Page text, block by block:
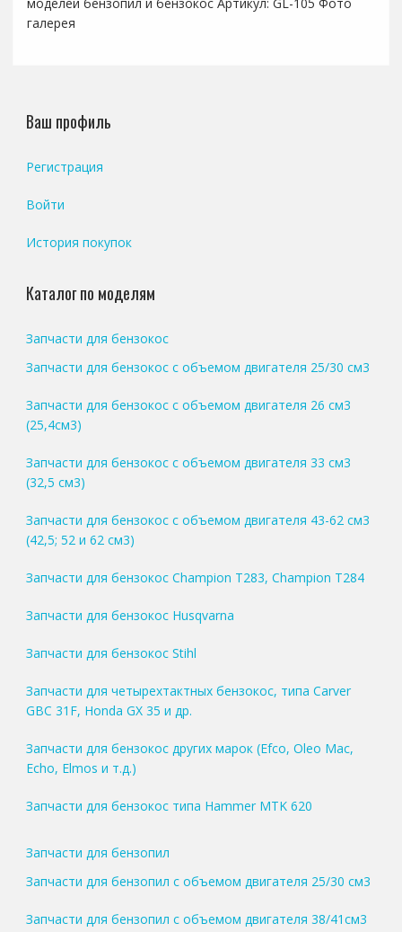
галерея
Ваш профиль
Регистрация
Войти
История покупок
Каталог по моделям
Запчасти для бензокос
Запчасти для бензокос с объемом двигателя 25/30 см3
Запчасти для бензокос с объемом двигателя 26 см3
(25,4см3)
Запчасти для бензокос с объемом двигателя 33 см3
(32,5 см3)
Запчасти для бензокос с объемом двигателя 43-62 см3
(42,5; 52 и 62 см3)
Запчасти для бензокос Champion T283, Champion T284
Запчасти для бензокос Husqvarna
Запчасти для бензокос Stihl
Запчасти для четырехтактных бензокос, типа Carver
GBC 31F, Honda GX 35 и др.
Запчасти для бензокос других марок (Efco, Oleo Mac,
Echo, Elmos и т.д.)
Запчасти для бензокос типа Hammer MTK 620
Запчасти для бензопил
Запчасти для бензопил с объемом двигателя 25/30 см3
Запчасти для бензопил с объемом двигателя 38/41см3